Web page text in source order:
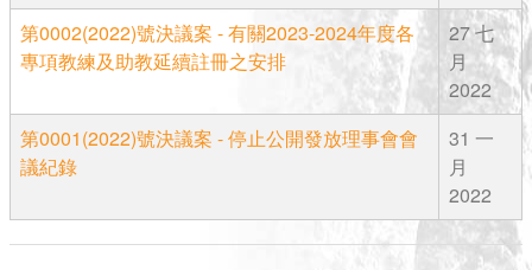
第0002(2022)號決議案 - 有關2023-2024年度各
專項教練及助教延續註冊之安排
27 七
月
2022
第0001(2022)號決議案 - 停止公開發放理事會會
議紀錄
31 一
月
2022